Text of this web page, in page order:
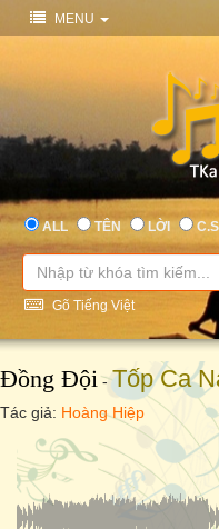
MENU
ALL TÊN LỜI
Gõ Tiếng Việt
Đồng Đội-Tốp Ca
Tác giả: Hoàng Hiệp